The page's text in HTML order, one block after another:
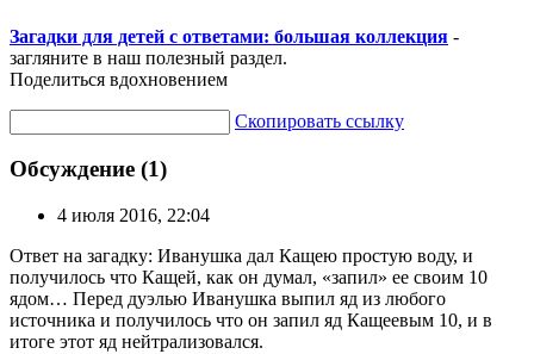
Загадки для детей с ответами: большая коллекция -
загляните в наш полезный раздел.
Поделиться вдохновением
Скопировать ссылку
Обсуждение (1)
4 июля 2016, 22:04
Ответ на загадку: Иванушка дал Кащею простую воду, и
получилось что Кащей, как он думал, «запил» ее своим 10
ядом… Перед дуэлью Иванушка выпил яд из любого
источника и получилось что он запил яд Кащеевым 10, и в
итоге этот яд нейтрализовался.